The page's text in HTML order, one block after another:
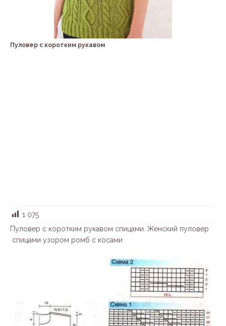
Пуловер с коротким рукавом
1 075
Пуловер с коротким рукавом спицами. Женский пуловер
спицами узором ромб с косами